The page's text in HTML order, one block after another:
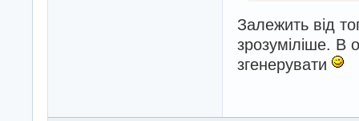
Залежить від
зрозуміліше. В
згенерувати